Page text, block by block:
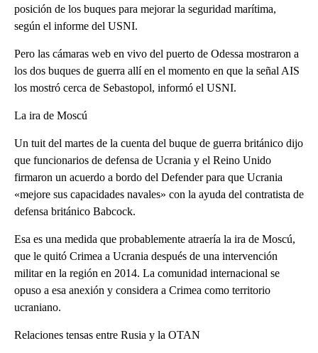
posición de los buques para mejorar la seguridad marítima,
según el informe del USNI.
Pero las cámaras web en vivo del puerto de Odessa mostraron a
los dos buques de guerra allí en el momento en que la señal AIS
los mostró cerca de Sebastopol, informó el USNI.
La ira de Moscú
Un tuit del martes de la cuenta del buque de guerra británico dijo
que funcionarios de defensa de Ucrania y el Reino Unido
firmaron un acuerdo a bordo del Defender para que Ucrania
«mejore sus capacidades navales» con la ayuda del contratista de
defensa británico Babcock.
Esa es una medida que probablemente atraería la ira de Moscú,
que le quitó Crimea a Ucrania después de una intervención
militar en la región en 2014. La comunidad internacional se
opuso a esa anexión y considera a Crimea como territorio
ucraniano.
Relaciones tensas entre Rusia y la OTAN